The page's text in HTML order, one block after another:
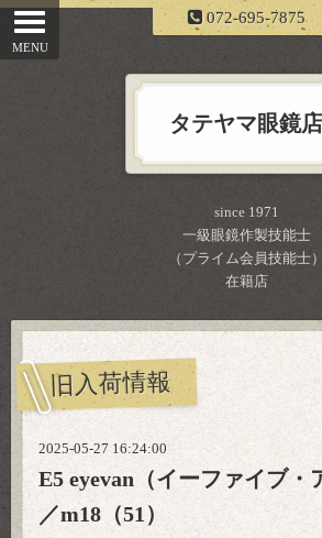
072-695-7875
タテヤマ眼鏡店
since 1971
一級眼鏡作製技能士
（プライム会員技能士）
在籍店
旧入荷情報
2025-05-27 16:24:00
E5 eyevan（イーファイブ・
／m18（51）